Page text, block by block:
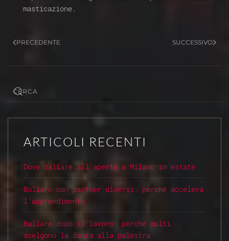
masticazione.
PRECEDENTE SUCCESSIVO
ARTICOLI RECENTI
Dove ballare all’aperto a Milano in estate
Ballare con partner diversi: perché accelera
l’apprendimento
Ballare dopo il lavoro: perché molti
scelgono la danza alla palestra